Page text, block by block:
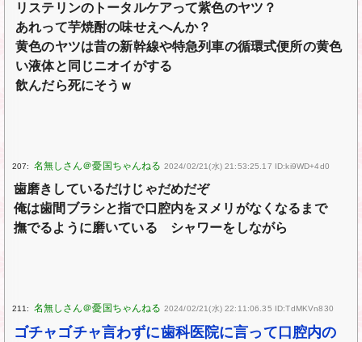
リステリンのトータルケアって紫色のヤツ？
あれって芋焼酎の味せえへんか？
黄色のヤツは昔の新幹線や特急列車の循環式便所の黄色
い液体と同じニオイがする
飲んだら死にそうｗ
207: 2024/02/21(水) 21:53:25.17 ID:ki9WD+4d0
歯磨きしているだけじゃだめだぞ
俺は歯間ブラシと指で口腔内をヌメリがなくなるまで
撫でるように磨いている シャワーをしながら
211: 2024/02/21(水) 22:11:06.35 ID:TdMKVn830
ゴチャゴチャ言わずに歯科医院に言って口腔内の